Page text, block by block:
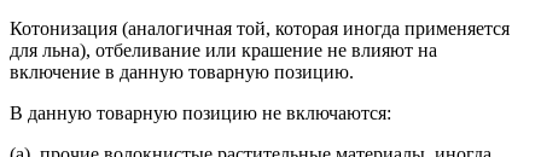
Котонизация (аналогичная той, которая иногда применяется
для льна), отбеливание или крашение не влияют на
включение в данную товарную позицию.
В данную товарную позицию не включаются: